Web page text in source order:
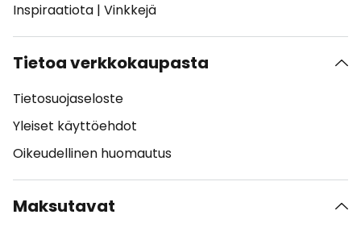
Inspiraatiota | Vinkkejä
Tietoa verkkokaupasta
Tietosuojaseloste
Yleiset käyttöehdot
Oikeudellinen huomautus
Maksutavat